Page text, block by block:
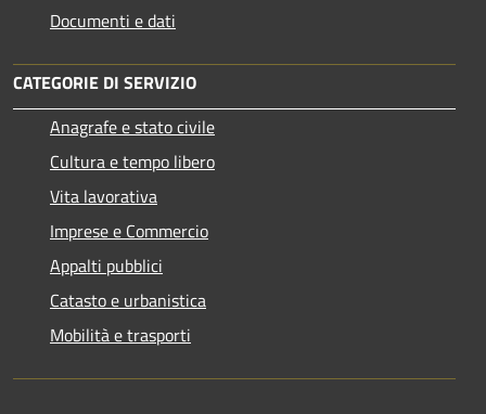
Documenti e dati
CATEGORIE DI SERVIZIO
Anagrafe e stato civile
Cultura e tempo libero
Vita lavorativa
Imprese e Commercio
Appalti pubblici
Catasto e urbanistica
Mobilità e trasporti